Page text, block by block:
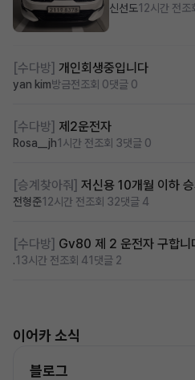
[수다방] 개인회생중입니다
yan kim방금전조회 0댓글 0
[수다방] 제2운전자
Rosa__jh1시간 전조회 3댓글 0
[승계찾아줘] 저신용 10개월 이하
전형준12시간 전조회 32댓글 4
[수다방] Gv80 제 2 운전자 구합니
.13시간 전조회 41 댓글 2
신선도12시간 전조
이어카 소식
블로그